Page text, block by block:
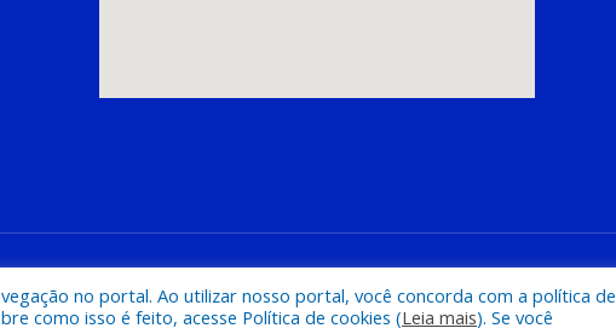
no portal. Ao utilizar nosso portal, você concorda com a política de
como isso é feito, acesse Política de cookies (Leia mais). Se você